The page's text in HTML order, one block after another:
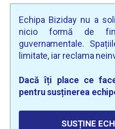
Echipa Biziday nu a
nicio formă de
guvernamentale.
limitate, iar reclama
Dacă îți place ce
pentru susținerea
SUSȚINE